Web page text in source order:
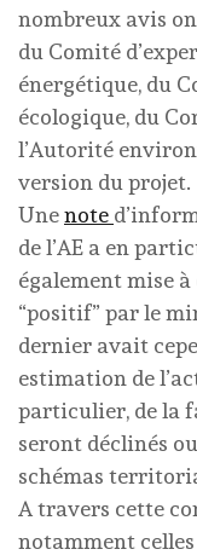
nombreux avis
du Comité
énergétique, du
écologique, du
l’Autorité
version du projet.
Unenote
de l’AE a en
également mise
“positif” par le
dernier avait
estimation de
particulier, de la
seront déclinés
schémas
A travers cette
notamment